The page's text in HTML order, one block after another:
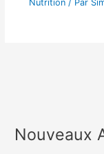
Nutrition/ Par
Nouveaux